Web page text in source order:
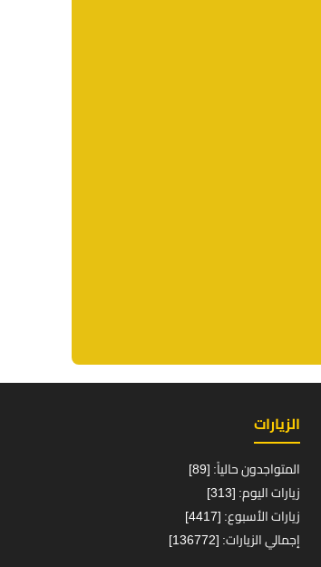
الزيارات
المتواجدون حالياً: [89]
زيارات اليوم: [313]
زيارات الأسبوع: [4417]
إجمالي الزيارات: [136772]